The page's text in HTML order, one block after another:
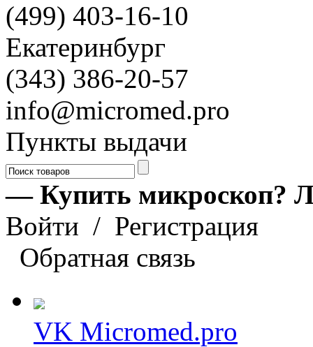
(499) 403-16-10
Екатеринбург
(343) 386-20-57
info@micromed.pro
Пункты выдачи
— Купить микроскоп?
Войти / Регистрация
Обратная связь
VK Micromed.pro